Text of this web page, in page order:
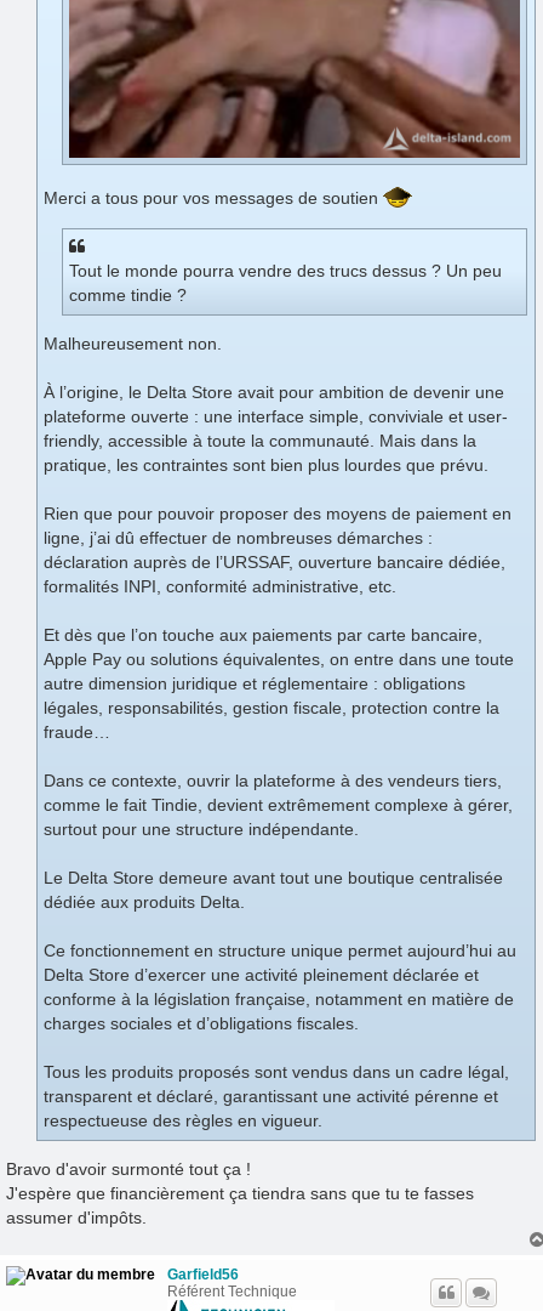
Merci a tous pour vos messages de soutien
Tout le monde pourra vendre des trucs dessus ? Un peu
comme tindie ?
Malheureusement non.
À l’origine, le Delta Store avait pour ambition de devenir une
plateforme ouverte : une interface simple, conviviale et user-
friendly, accessible à toute la communauté. Mais dans la
pratique, les contraintes sont bien plus lourdes que prévu.
Rien que pour pouvoir proposer des moyens de paiement en
ligne, j’ai dû effectuer de nombreuses démarches :
déclaration auprès de l’URSSAF, ouverture bancaire dédiée,
formalités INPI, conformité administrative, etc.
Et dès que l’on touche aux paiements par carte bancaire,
Apple Pay ou solutions équivalentes, on entre dans une toute
autre dimension juridique et réglementaire : obligations
légales, responsabilités, gestion fiscale, protection contre la
fraude…
Dans ce contexte, ouvrir la plateforme à des vendeurs tiers,
comme le fait Tindie, devient extrêmement complexe à gérer,
surtout pour une structure indépendante.
Le Delta Store demeure avant tout une boutique centralisée
dédiée aux produits Delta.
Ce fonctionnement en structure unique permet aujourd’hui au
Delta Store d’exercer une activité pleinement déclarée et
conforme à la législation française, notamment en matière de
charges sociales et d’obligations fiscales.
Tous les produits proposés sont vendus dans un cadre légal,
transparent et déclaré, garantissant une activité pérenne et
respectueuse des règles en vigueur.
Bravo d'avoir surmonté tout ça !
J'espère que financièrement ça tiendra sans que tu te fasses
assumer d'impôts.
Garfield56
Référent Technique